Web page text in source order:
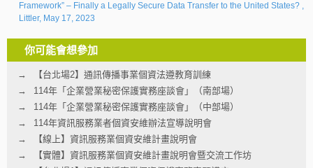
Framework” – Finally a Legally Secure Data Transfer to the United States? ,
Littler, May 17, 2023
你可能會想參加
【台北場2】通訊傳播事業個資法遵教育訓練
114年「企業營業秘密保護實務座談會」（南部場）
114年「企業營業秘密保護實務座談會」（中部場）
114年資訊服務業者個資安維辦法宣導說明會
【線上】資訊服務業個資安維計畫說明會
【實體】資訊服務業個資安維計畫說明會暨交流工作坊